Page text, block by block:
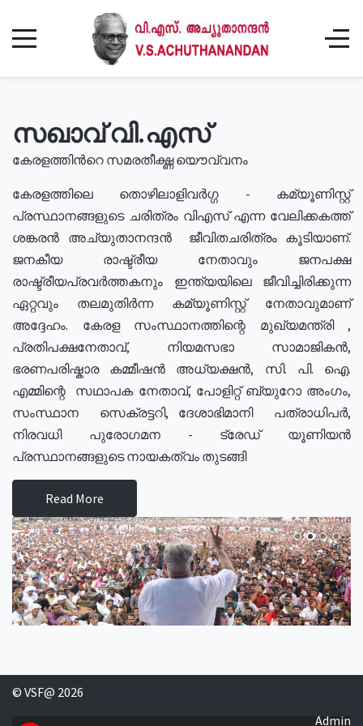
സഖാവ് വി.എസ്
കേരളത്തിൻറെ സമരതീക്ഷ്ണ യൌവ്വനം
കേരളത്തിലെ തൊഴിലാളിവർഗ്ഗ - കമ്യൂണിസ്റ്റ്
പ്രസ്ഥാനങ്ങളുടെ ചരിത്രം വിഎസ് എന്ന വേലിക്കകത്ത്
ശങ്കരൻ അച്യുതാനന്ദൻ ജീവിതചരിത്രം കൂടിയാണ്.
ജനകീയ രാഷ്ട്രീയ നേതാവും ജനപക്ഷ
രാഷ്ട്രീയപ്രവർത്തകനും ഇന്ത്യയിലെ ജീവിച്ചിരിക്കുന്ന
ഏറ്റവും തലമുതിർന്ന കമ്യൂണിസ്റ്റ് നേതാവുമാണ്
അദ്ദേഹം. കേരള സംസ്ഥാനത്തിന്റെ മുഖ്യമന്ത്രി ,
പ്രതിപക്ഷനേതാവ്, നിയമസഭാ സാമാജികൻ,
ഭരണപരിഷ്കാര കമ്മീഷൻ അധ്യക്ഷൻ, സി. പി. ഐ.
എമ്മിന്റെ സഥാപക നേതാവ്, പോളിറ്റ് ബ്യുറോ അംഗം,
സംസ്ഥാന സെക്രട്ടറി, ദേശാഭിമാനി പത്രാധിപർ,
നിരവധി പുരോഗമന - ട്രേഡ് യൂണിയൻ
പ്രസ്ഥാനങ്ങളുടെ നായകത്വം തുടങ്ങി
Read More
© VSF@ 2026
Admin